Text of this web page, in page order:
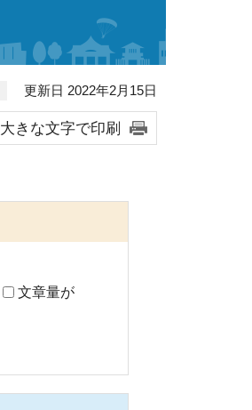
更新日 2022年2月15日
大きな文字で印刷
文章量が